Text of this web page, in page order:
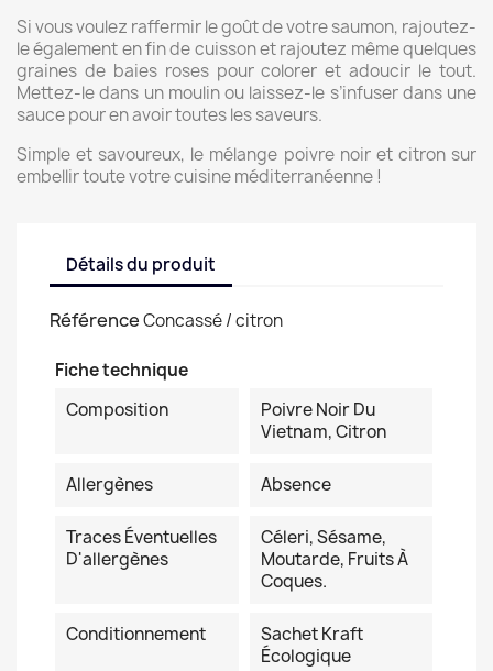
Si vous voulez raffermir le goût de votre saumon, rajoutez-
le également en fin de cuisson et rajoutez même quelques
graines de baies roses pour colorer et adoucir le tout.
Mettez-le dans un moulin ou laissez-le s’infuser dans une
sauce pour en avoir toutes les saveurs.
Simple et savoureux, le mélange poivre noir et citron sur
embellir toute votre cuisine méditerranéenne !
Détails du produit
RéférenceConcassé / citron
Fiche technique
Composition
Poivre Noir Du
Vietnam, Citron
Allergènes Absence
Traces Éventuelles
D'allergènes
Céleri, Sésame,
Moutarde, Fruits À
Coques.
Conditionnement
Sachet Kraft
Écologique